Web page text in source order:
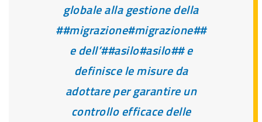
globale alla gestione della
##migrazione#migrazione##
e dell’##asilo#asilo## e
definisce le misure da
adottare per garantire un
controllo efficace delle